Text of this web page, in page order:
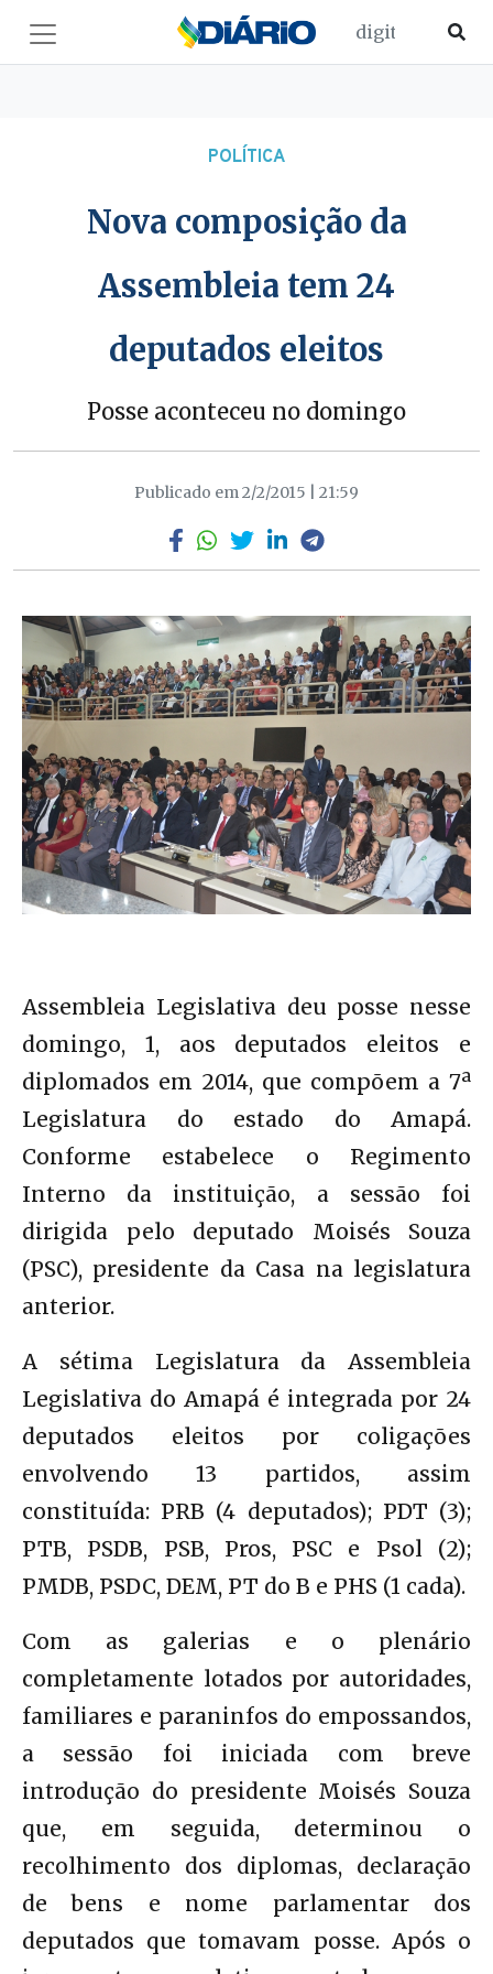
POLÍTICA
Nova composição da
Assembleia tem 24
deputados eleitos
Posse aconteceu no domingo
Publicado em 2/2/2015 | 21:59
Assembleia Legislativa deu posse nesse
domingo, 1, aos deputados eleitos e
diplomados em 2014, que compõem a 7ª
Legislatura do estado do Amapá.
Conforme estabelece o Regimento
Interno da instituição, a sessão foi
dirigida pelo deputado Moisés Souza
(PSC), presidente da Casa na legislatura
anterior.
A sétima Legislatura da Assembleia
Legislativa do Amapá é integrada por 24
deputados eleitos por coligações
envolvendo 13 partidos, assim
constituída: PRB (4 deputados); PDT (3);
PTB, PSDB, PSB, Pros, PSC e Psol (2);
PMDB, PSDC, DEM, PT do B e PHS (1 cada).
Com as galerias e o plenário
completamente lotados por autoridades,
familiares e paraninfos do empossandos,
a sessão foi iniciada com breve
introdução do presidente Moisés Souza
que, em seguida, determinou o
recolhimento dos diplomas, declaração
de bens e nome parlamentar dos
deputados que tomavam posse. Após o